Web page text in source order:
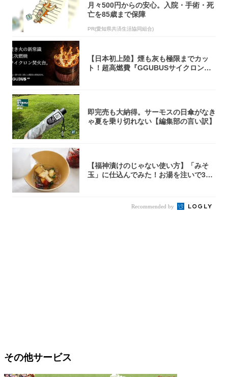
月々500円からの安心。入院・手術・死
亡を85歳まで保障
PR(愛知県共済生活協同組合)
【日本初上陸】煙も灰も極限までカッ
ト！超高燃費『GGUBUSサイクロン焚
即完売も大納得。サーモスの日傘がなき
ゃ夏を乗り切れない【編集部の言い訳】
【福神漬けのじゃない使い方】「みそ
玉」に仕込んでみた！お湯を注いで30
Recommended by
その他サービス